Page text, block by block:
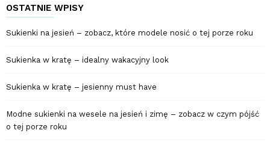
OSTATNIE WPISY
Sukienki na jesień – zobacz, które modele nosić o tej porze roku
Sukienka w kratę – idealny wakacyjny look
Sukienka w kratę – jesienny must have
Modne sukienki na wesele na jesień i zimę – zobacz w czym pójść
o tej porze roku